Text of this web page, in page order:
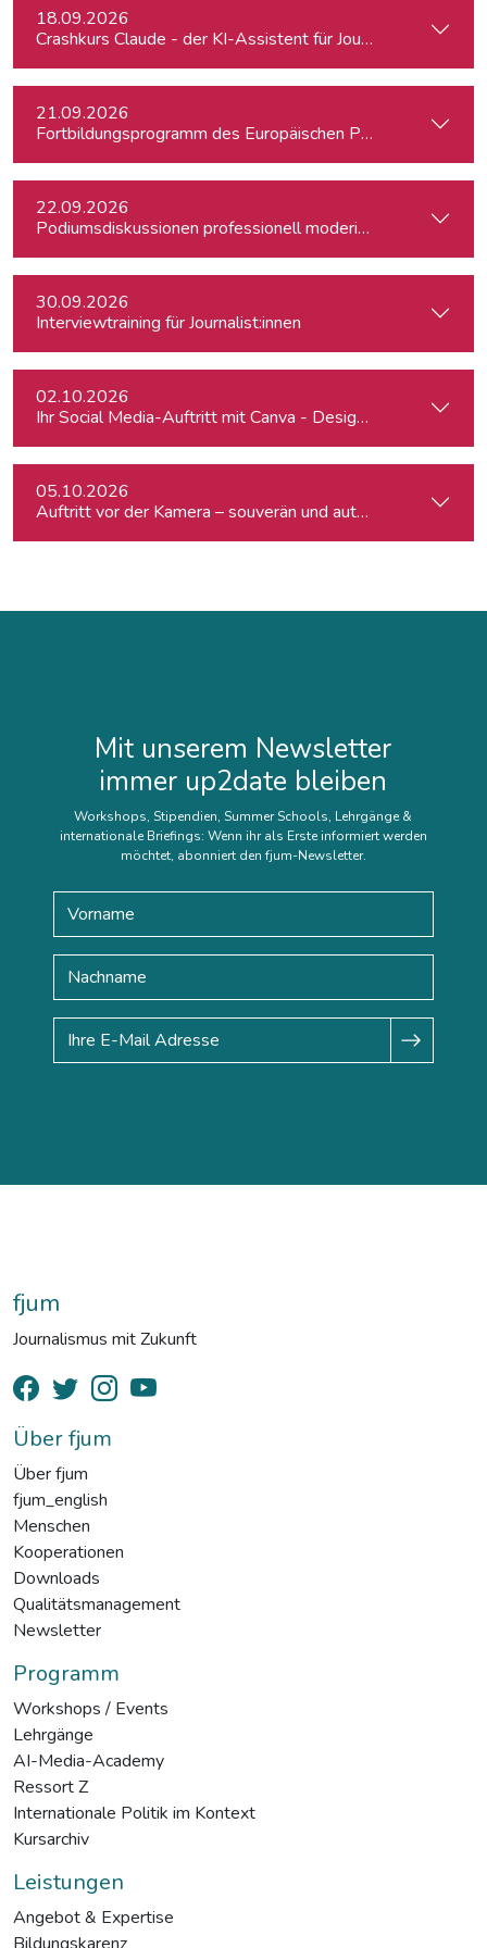
Medaillen. Bauer lehrt und coacht auf Deutsch und Englisch
an einem Dutzend Universitäten und Journalistenschulen
Reportage und Fernsehjournalismus.
18.09.2026
Crashkurs Claude - der KI-Assistent für Journalist:innen
21.09.2026
Fortbildungsprogramm des Europäischen Parlaments für
22.09.2026
Podiumsdiskussionen professionell moderieren
30.09.2026
Interviewtraining für Journalist:innen
02.10.2026
Ihr Social Media-Auftritt mit Canva - Designs für Instagram,
05.10.2026
Auftritt vor der Kamera – souverän und authentisch
Mit unserem Newsletter
immer up2date bleiben
Workshops, Stipendien, Summer Schools, Lehrgänge &
internationale Briefings: Wenn ihr als Erste informiert werden
möchtet, abonniert den fjum-Newsletter.
fjum
Journalismus mit Zukunft
Über fjum
Über fjum
fjum_english
Menschen
Kooperationen
Downloads
Qualitätsmanagement
Newsletter
Programm
Workshops / Events
Lehrgänge
AI-Media-Academy
Ressort Z
Internationale Politik im Kontext
Kursarchiv
Leistungen
Angebot & Expertise